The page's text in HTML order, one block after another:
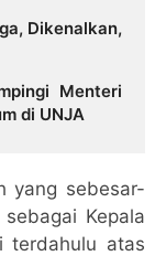
Dikenalkan,
Menteri
di UNJA
yang sebesar-
Kepala
terdahulu atas